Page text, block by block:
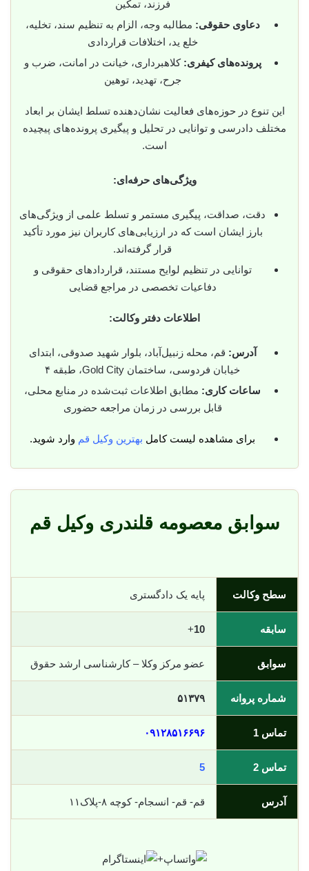
فرزند، تمکین
دعاوی حقوقی: مطالبه وجه، الزام به تنظیم سند، تخلیه،
خلع ید، اختلافات قراردادی
پرونده‌های کیفری: کلاهبرداری، خیانت در امانت، ضرب و
جرح، تهدید، توهین
این تنوع در حوزه‌های فعالیت نشان‌دهنده تسلط ایشان بر ابعاد
مختلف دادرسی و توانایی در تحلیل و پیگیری پرونده‌های پیچیده
است.
ویژگی‌های حرفه‌ای:
دقت، صداقت، پیگیری مستمر و تسلط علمی از ویژگی‌های
بارز ایشان است که در ارزیابی‌های کاربران نیز مورد تأکید
قرار گرفته‌اند.
توانایی در تنظیم لوایح مستند، قراردادهای حقوقی و
دفاعیات تخصصی در مراجع قضایی
اطلاعات دفتر وکالت:
آدرس: قم، محله زنبیل‌آباد، بلوار شهید صدوقی، ابتدای
خیابان فردوسی، ساختمان Gold City، طبقه ۴
ساعات کاری: مطابق اطلاعات ثبت‌شده در منابع محلی،
قابل بررسی در زمان مراجعه حضوری
برای مشاهده لیست کامل بهترین وکیل قم وارد شوید.
سوابق معصومه قلندری وکیل قم
سطح وکالت پایه یک دادگستری
سابقه 10
+
سوابق عضو مرکز وکلا – کارشناسی ارشد حقوق
شماره پروانه ۵۱۳۷۹
تماس 1 ۰۹۱۲۸۵۱۶۶۹۶
تماس 2 5
آدرس قم- قم- انسجام- کوچه ۸-پلاک۱۱
+